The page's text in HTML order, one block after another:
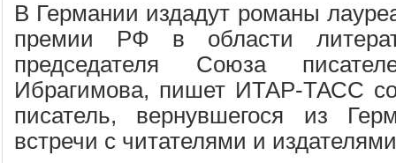
В Германии издадут романы
премии РФ в области
председателя Союза
Ибрагимова, пишет ИТАР-ТАСС
писатель, вернувшегося из
встречи с читателями и